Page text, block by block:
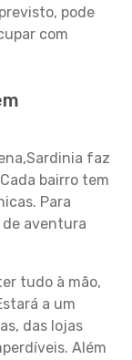
pode
com
faz
bairro tem
Para
de aventura
tudo à mão,
a um
das lojas
Além